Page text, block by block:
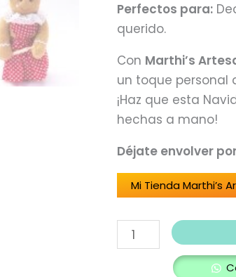
Perfectos para:
querido.
Con Marthi’s
un toque personal
¡Haz que esta
hechas a mano!
Déjate envolver
Mi Tienda Marthi’s